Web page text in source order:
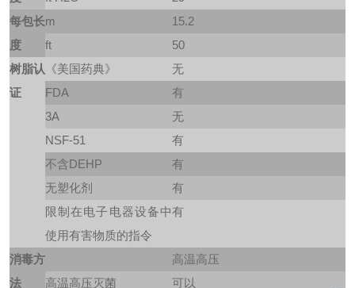
每包长
度
m
15.2
ft
50
树脂认
证
《美国药典》
无
FDA
有
3A
无
NSF-51
有
不含DEHP
有
无塑化剂
有
限制在电子电器设备中
使用有害物质的指令
有
消毒方
法
高温高压
高温高压灭菌
可以